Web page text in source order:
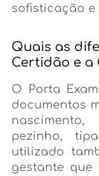
sofisticação
Quais as
Certidão e a
O Porta
documentos
pezinho,
utilizado
gestante